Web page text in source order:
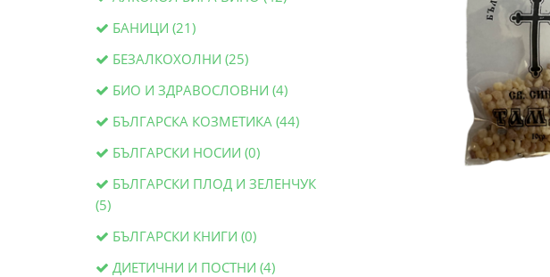
БАНИЦИ (21)
БЕЗАЛКОХОЛНИ (25)
БИО И ЗДРАВОСЛОВНИ (4)
БЪЛГАРСКА КОЗМЕТИКА (44)
БЪЛГАРСКИ НОСИИ (0)
БЪЛГАРСКИ ПЛОД И ЗЕЛЕНЧУК
(5)
БЪЛГАРСКИ КНИГИ (0)
ДИЕТИЧНИ И ПОСТНИ (4)